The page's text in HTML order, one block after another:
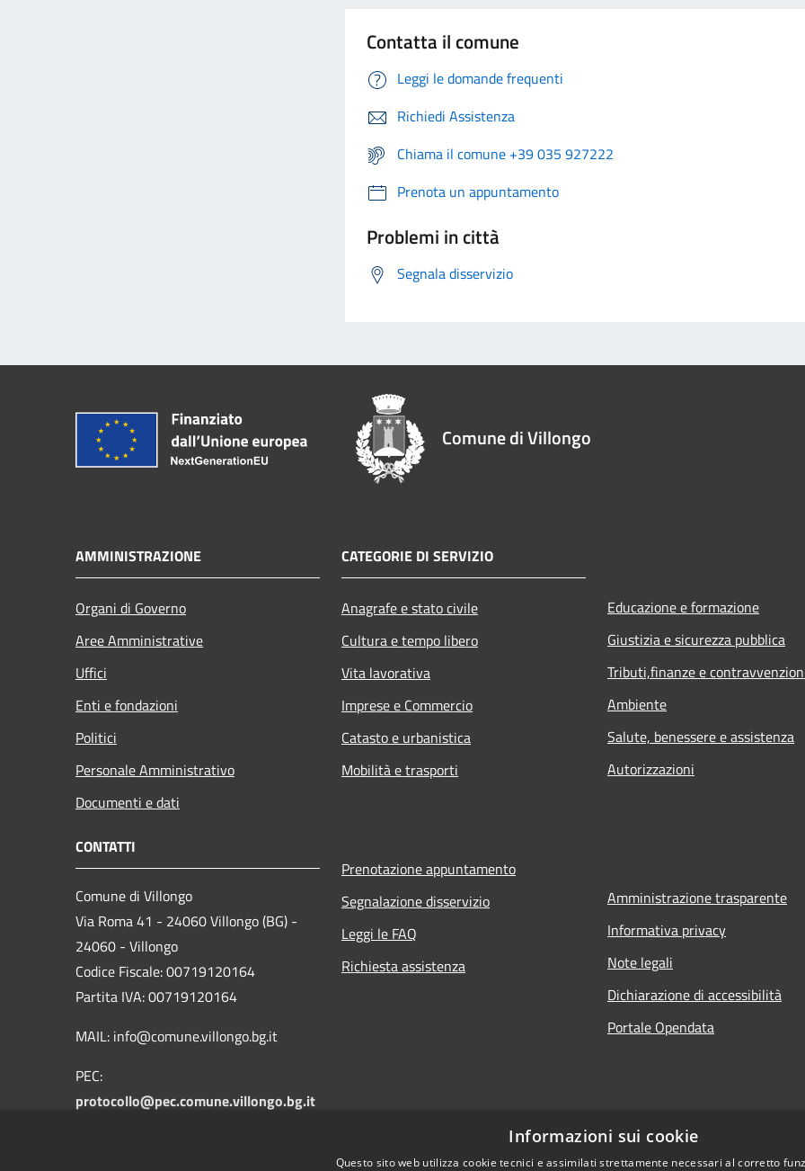
Contatta il comune
Leggi le domande frequenti
Richiedi Assistenza
Chiama il comune +39 035 927222
Prenota un appuntamento
Problemi in città
Segnala disservizio
Comune di Villongo
AMMINISTRAZIONE
Organi di Governo
Aree Amministrative
Uffici
Enti e fondazioni
Politici
Personale Amministrativo
Documenti e dati
CATEGORIE DI SERVIZIO
Anagrafe e stato civile
Cultura e tempo libero
Vita lavorativa
Imprese e Commercio
Catasto e urbanistica
Mobilità e trasporti
Educazione e formazione
Giustizia e sicurezza pubblica
Tributi,finanze e
Ambiente
Salute, benessere e assistenza
Autorizzazioni
CONTATTI
Comune di Villongo
Via Roma 41 - 24060 Villongo (BG) -
24060 - Villongo
Codice Fiscale: 00719120164
Partita IVA: 00719120164
MAIL: info@comune.villongo.bg.it
PEC:
protocollo@pec.comune.villongo.bg.it
Prenotazione appuntamento
Segnalazione disservizio
Leggi le FAQ
Richiesta assistenza
Amministrazione trasparente
Informativa privacy
Note legali
Dichiarazione di accessibilità
Portale Opendata
Informazioni sui cookie
Questo sito web utilizza cookie tecnici e assimilati strettamente necessari al corretto